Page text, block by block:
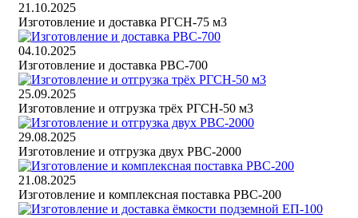
21.10.2025
Изготовление и доставка РГСН-75 м3
04.10.2025
Изготовление и доставка РВС-700
25.09.2025
Изготовление и отгрузка трёх РГСН-50 м3
29.08.2025
Изготовление и отгрузка двух РВС-2000
21.08.2025
Изготовление и комплексная поставка РВС-200